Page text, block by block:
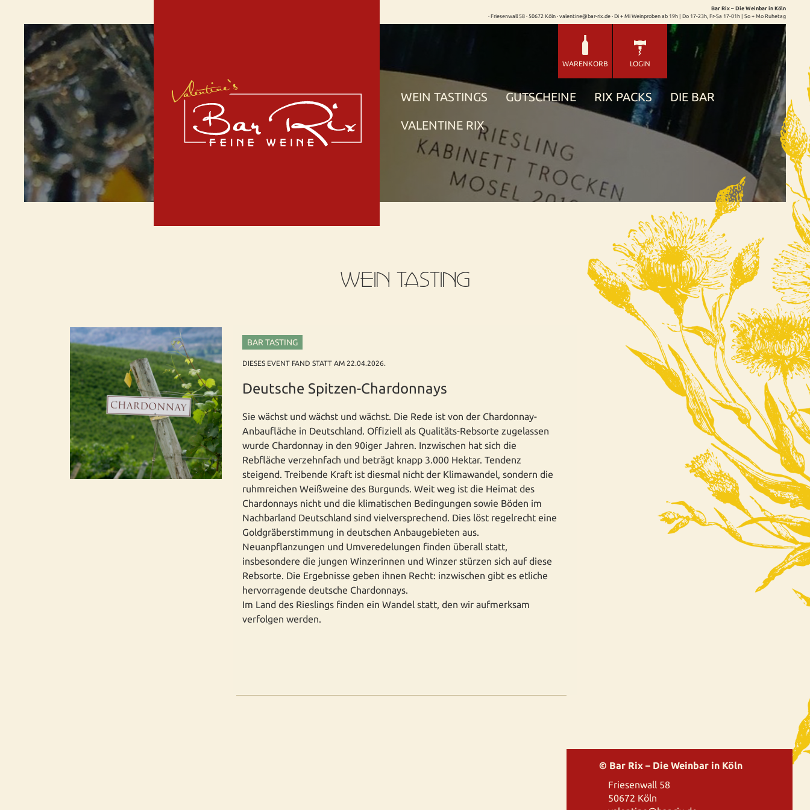
Bar Rix – Die Weinbar in Köln
· Friesenwall 58 · 50672 Köln · valentine@bar-rix.de · Di + Mi Weinproben ab 19h | Do 17-23h, Fr-Sa 17-01h | So + Mo Ruhetag
WARENKORB LOGIN
WEIN TASTINGS GUTSCHEINE RIX PACKS DIE BAR
VALENTINE RIX
WEIN TASTING
BAR TASTING
DIESES EVENT FAND STATT AM 22.04.2026.
Deutsche Spitzen-Chardonnays
Sie wächst und wächst und wächst. Die Rede ist von der Chardonnay-
Anbaufläche in Deutschland. Offiziell als Qualitäts-Rebsorte zugelassen
wurde Chardonnay in den 90iger Jahren. Inzwischen hat sich die
Rebfläche verzehnfach und beträgt knapp 3.000 Hektar. Tendenz
steigend. Treibende Kraft ist diesmal nicht der Klimawandel, sondern die
ruhmreichen Weißweine des Burgunds. Weit weg ist die Heimat des
Chardonnays nicht und die klimatischen Bedingungen sowie Böden im
Nachbarland Deutschland sind vielversprechend. Dies löst regelrecht eine
Goldgräberstimmung in deutschen Anbaugebieten aus.
Neuanpflanzungen und Umveredelungen finden überall statt,
insbesondere die jungen Winzerinnen und Winzer stürzen sich auf diese
Rebsorte. Die Ergebnisse geben ihnen Recht: inzwischen gibt es etliche
hervorragende deutsche Chardonnays.
Im Land des Rieslings finden ein Wandel statt, den wir aufmerksam
verfolgen werden.
© Bar Rix – Die Weinbar in Köln
Friesenwall 58
50672 Köln